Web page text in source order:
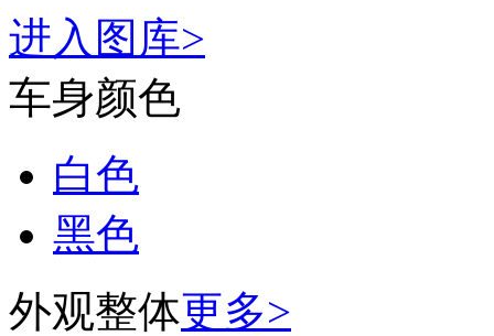
进入图库>
车身颜色
白色
黑色
外观整体更多>